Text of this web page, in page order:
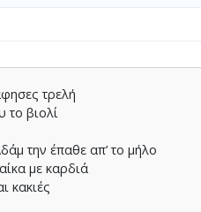
τρελή
το βιολί
την έπαθε απ’ το µήλο
µε καρδιά
κακιές